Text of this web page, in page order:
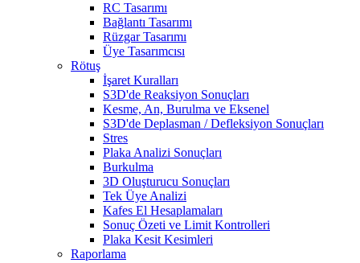
RC Tasarımı
Bağlantı Tasarımı
Rüzgar Tasarımı
Üye Tasarımcısı
Rötuş
İşaret Kuralları
S3D'de Reaksiyon Sonuçları
Kesme, An, Burulma ve Eksenel
S3D'de Deplasman / Defleksiyon Sonuçları
Stres
Plaka Analizi Sonuçları
Burkulma
3D Oluşturucu Sonuçları
Tek Üye Analizi
Kafes El Hesaplamaları
Sonuç Özeti ve Limit Kontrolleri
Plaka Kesit Kesimleri
Raporlama